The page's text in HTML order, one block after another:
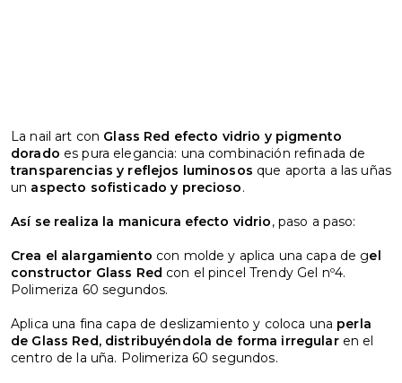
La nail art con Glass Red efecto vidrio y pigmento
dorado es pura elegancia: una combinación refinada de
transparencias y reflejos luminosos que aporta a las uñas
un aspecto sofisticado y precioso.
Así se realiza la manicura efecto vidrio, paso a paso:
Crea el alargamiento con molde y aplica una capa de gel
constructor Glass Red con el pincel Trendy Gel nº4.
Polimeriza 60 segundos.
Aplica una fina capa de deslizamiento y coloca una perla
de Glass Red, distribuyéndola de forma irregularen el
centro de la uña. Polimeriza 60 segundos.